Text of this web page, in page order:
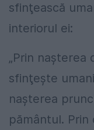
sfinţească
interiorul ei:
„Prin naşterea
sfinţeşte
naşterea
pământul. Prin